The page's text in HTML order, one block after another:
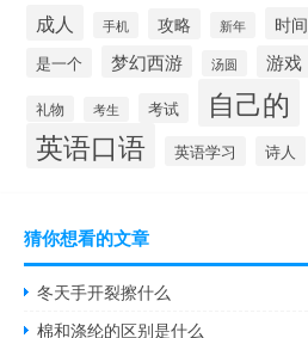
成人 手机 攻略 新年 时间
是一个
梦幻西游 汤圆 游戏
礼物 考生 考试 自己的
英语口语 英语学习 诗人
猜你想看的文章
冬天手开裂擦什么
棉和涤纶的区别是什么